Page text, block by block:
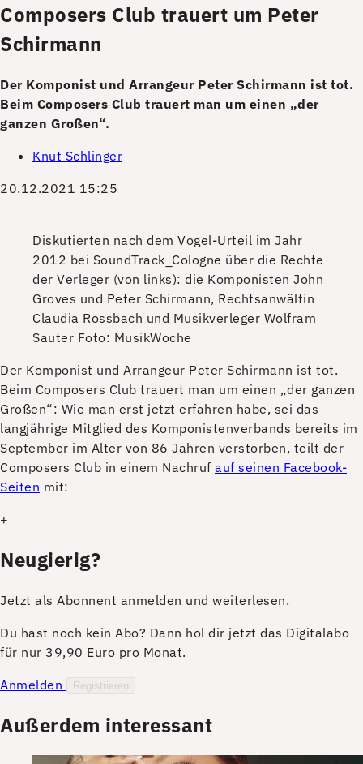
Composers Club trauert um Peter
Schirmann
Der Komponist und Arrangeur Peter Schirmann ist tot.
Beim Composers Club trauert man um einen „der
ganzen Großen“.
Knut Schlinger
20.12.2021 15:25
Diskutierten nach dem Vogel-Urteil im Jahr
2012 bei SoundTrack_Cologne über die Rechte
der Verleger (von links): die Komponisten John
Groves und Peter Schirmann, Rechtsanwältin
Claudia Rossbach und Musikverleger Wolfram
Sauter Foto: MusikWoche
Der Komponist und Arrangeur Peter Schirmann ist tot.
Beim Composers Club trauert man um einen „der ganzen
Großen“: Wie man erst jetzt erfahren habe, sei das
langjährige Mitglied des Komponistenverbands bereits im
September im Alter von 86 Jahren verstorben, teilt der
Composers Club in einem Nachruf auf seinen Facebook-
Seiten mit:
+
Neugierig?
Jetzt als Abonnent anmelden und weiterlesen.
Du hast noch kein Abo? Dann hol dir jetzt das Digitalabo
für nur 39,90 Euro pro Monat.
Anmelden
Registrieren
Außerdem interessant